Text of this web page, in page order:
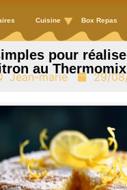
Cuisine Box Repas
pour
au
Jean-marie 29/